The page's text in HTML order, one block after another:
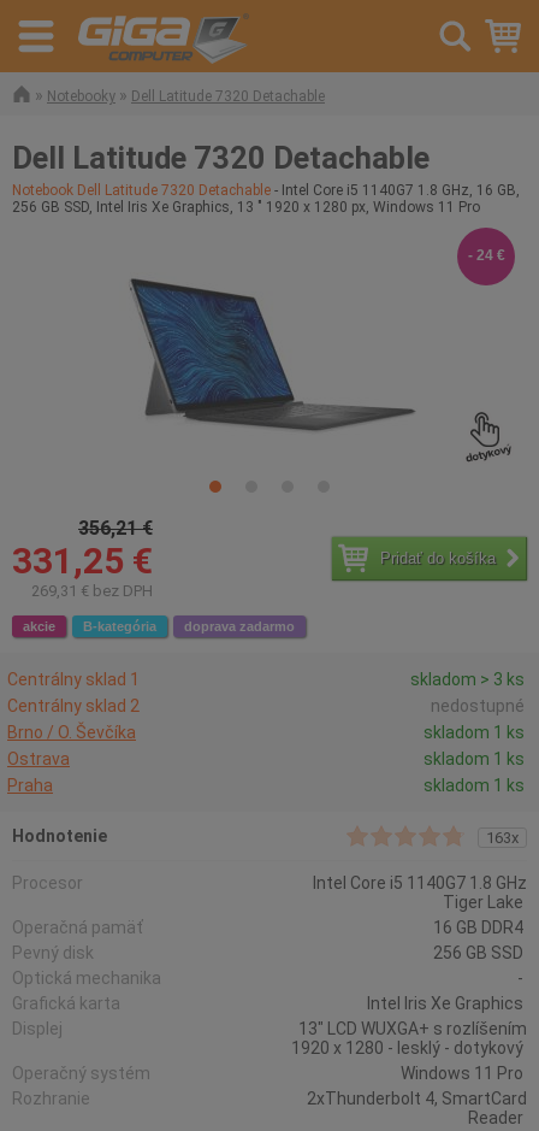
» Notebooky » Dell Latitude 7320 Detachable
Dell Latitude 7320 Detachable
Notebook Dell Latitude 7320 Detachable - Intel Core i5 1140G7 1.8 GHz, 16 GB,
256 GB SSD, Intel Iris Xe Graphics, 13 " 1920 x 1280 px, Windows 11 Pro
356,21 €
331,25 €
269,31 € bez DPH
Pridať do košíka
akcie B-kategória doprava zadarmo
- 24 €
Centrálny sklad 1
skladom > 3 ks
Centrálny sklad 2
nedostupné
Brno / O. Ševčíka
skladom 1 ks
Ostrava
skladom 1 ks
Praha
skladom 1 ks
Hodnotenie 163x
Procesor
Intel Core i5 1140G7 1.8 GHz
Tiger Lake
Operačná pamäť
16 GB DDR4
Pevný disk
256 GB SSD
Optická mechanika
-
Grafická karta
Intel Iris Xe Graphics
Displej
13" LCD WUXGA+ s rozlíšením
1920 x 1280 - lesklý - dotykový
Operačný systém
Windows 11 Pro
Rozhranie
2xThunderbolt 4, SmartCard
Reader